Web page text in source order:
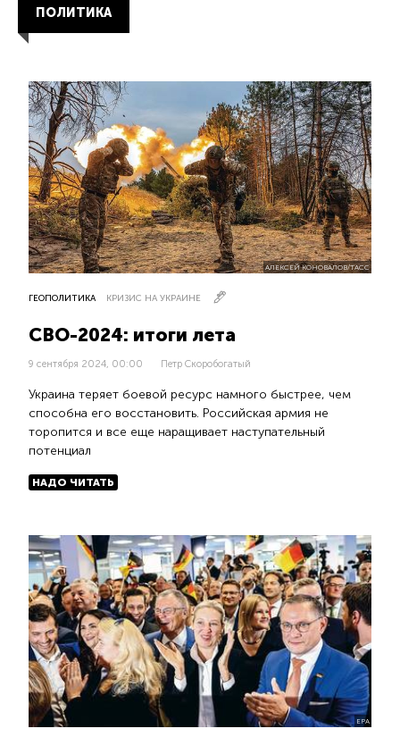
ПОЛИТИКА
АЛЕКСЕЙ КОНОВАЛОВ/ТАСС
ГЕОПОЛИТИКА КРИЗИС НА УКРАИНЕ
СВО-2024: итоги лета
9 сентября 2024, 00:00 Петр Скоробогатый
Украина теряет боевой ресурс намного быстрее, чем
способна его восстановить. Российская армия не
торопится и все еще наращивает наступательный
потенциал
НАДО ЧИТАТЬ
ЕРА